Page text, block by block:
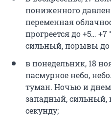
пониженного
переменная
прогреется до +5…
сильный, порывы до
в понедельник, 18
пасмурное небо,
туман. Ночью и днем
западный, сильный,
секунду;